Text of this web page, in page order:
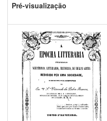
Pré-visualização